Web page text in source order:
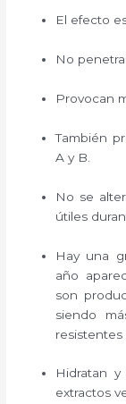
El efecto
No
Provocan
También
A y B.
No se
útiles
Hay una
año
son
siendo
resistentes
Hidratan
extractos